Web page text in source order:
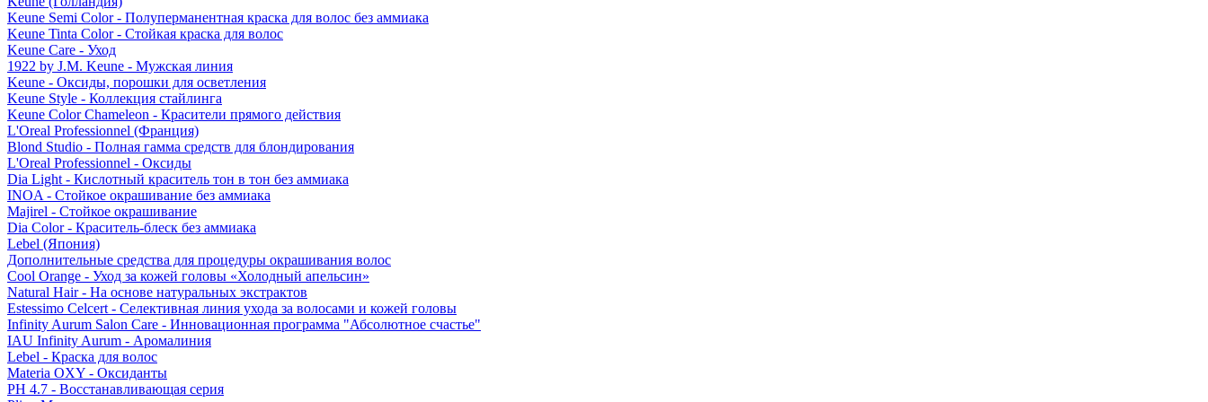
Keune Semi Color - Полуперманентная краска для волос без аммиака
Keune Tinta Color - Стойкая краска для волос
Keune Care - Уход
1922 by J.M. Keune - Мужская линия
Keune - Оксиды, порошки для осветления
Keune Style - Коллекция стайлинга
Keune Color Chameleon - Красители прямого действия
L'Oreal Professionnel (Франция)
Blond Studio - Полная гамма средств для блондирования
L'Oreal Professionnel - Оксиды
Dia Light - Кислотный краситель тон в тон без аммиака
INOA - Стойкое окрашивание без аммиака
Majirel - Стойкое окрашивание
Dia Color - Краситель-блеск без аммиака
Lebel (Япония)
Дополнительные средства для процедуры окрашивания волос
Cool Orange - Уход за кожей головы «Холодный апельсин»
Natural Hair - На основе натуральных экстрактов
Estessimo Celcert - Селективная линия ухода за волосами и кожей головы
Infinity Aurum Salon Care - Инновационная программа "Абсолютное счастье"
IAU Infinity Aurum - Аромалиния
Lebel - Краска для волос
Materia OXY - Оксиданты
PH 4.7 - Восстанавливающая серия